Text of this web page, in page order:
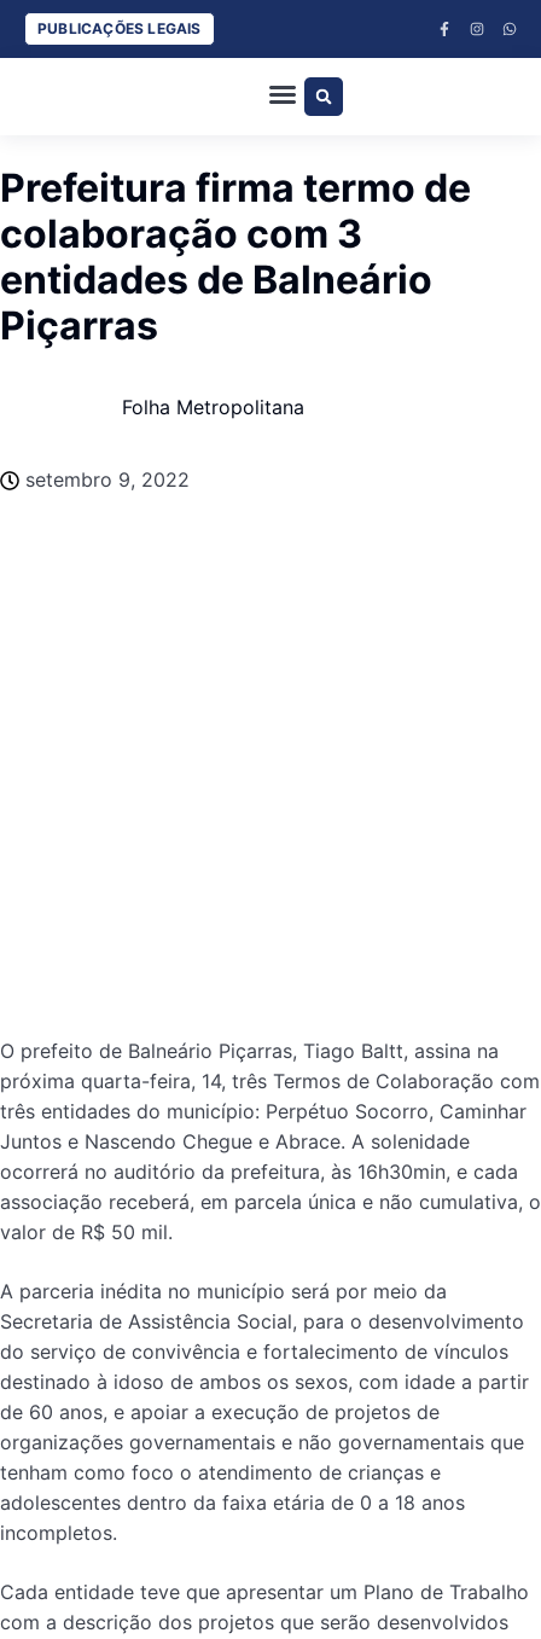
PUBLICAÇÕES LEGAIS
Prefeitura firma termo de
colaboração com 3
entidades de Balneário
Piçarras
Folha Metropolitana
setembro 9, 2022
O prefeito de Balneário Piçarras, Tiago Baltt, assina na
próxima quarta-feira, 14, três Termos de Colaboração com
três entidades do município: Perpétuo Socorro, Caminhar
Juntos e Nascendo Chegue e Abrace. A solenidade
ocorrerá no auditório da prefeitura, às 16h30min, e cada
associação receberá, em parcela única e não cumulativa, o
valor de R$ 50 mil.
A parceria inédita no município será por meio da
Secretaria de Assistência Social, para o desenvolvimento
do serviço de convivência e fortalecimento de vínculos
destinado à idoso de ambos os sexos, com idade a partir
de 60 anos, e apoiar a execução de projetos de
organizações governamentais e não governamentais que
tenham como foco o atendimento de crianças e
adolescentes dentro da faixa etária de 0 a 18 anos
incompletos.
Cada entidade teve que apresentar um Plano de Trabalho
com a descrição dos projetos que serão desenvolvidos